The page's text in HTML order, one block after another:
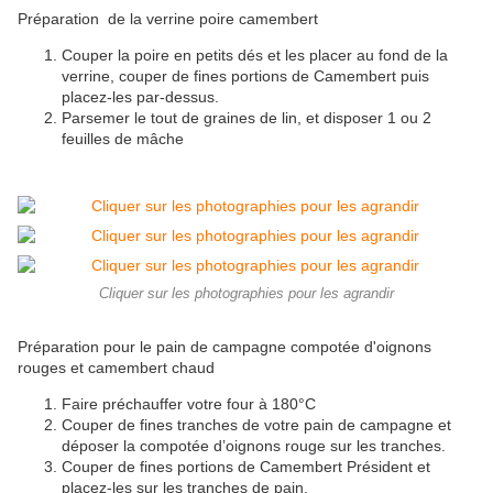
Préparation de la verrine poire camembert
Couper la poire en petits dés et les placer au fond de la
verrine couper de fines portions de Camembert puis
placez-les par-dessus
Parsemer le tout de graines de lin, et disposer 1 ou 2
feuilles de mâche
Cliquer sur les photographies pour les agrandir
Préparation pour le pain de campagne compotée d'oignons
rouges et camembert chaud
Faire préchauffer votre four à 180°C
Couper de fines tranches de votre pain de campagne et
déposer la compotée d’oignons rouge sur les tranches
Couper de fines portions de Camembert Président et
placez-les sur les tranches de pain